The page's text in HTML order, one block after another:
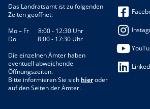
Das Landratsamt ist zu folgenden
Zeiten geöffnet:
Mo – Fr 8:00 - 12:30 Uhr
Do 8:00 - 17:30 Uhr
Die einzelnen Ämter haben
eventuell abweichende
Öffnungszeiten.
Bitte informieren Sie sich hieroder
auf den Seiten der Ämter.